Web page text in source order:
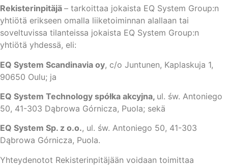
Rekisterinpitäjä – tarkoittaa jokaista EQ System Group:n
yhtiötä erikseen omalla liiketoiminnan alallaan tai
soveltuvissa tilanteissa jokaista EQ System Group:n
yhtiötä yhdessä, eli:
EQ System Scandinavia oy, c/o Juntunen, Kaplaskuja 1,
90650 Oulu; ja
EQ System Technology spółka akcyjna, ul. św. Antoniego
50, 41-303 Dąbrowa Górnicza, Puola; sekä
EQ System Sp. z o.o., ul. św. Antoniego 50, 41-303
Dąbrowa Górnicza, Puola.
Yhteydenotot Rekisterinpitäjään voidaan toimittaa